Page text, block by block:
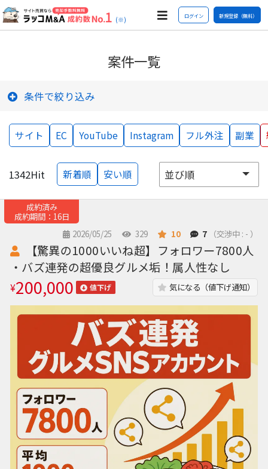
(※) ログイン 新規登録（無料）
案件一覧
条件で絞り込み
サイト EC YouTube Instagram フル外注 副業
1342Hit 新着順 安い順
成約済み
成約期間：16日
2026/05/25
329 10 7 （交渉中 : - ）
【驚異の1000いいね超】フォロワー7800人
・バズ連発の超優良グルメ垢！属人性なし
¥200,000 値下げ 気になる（値下げ通知）